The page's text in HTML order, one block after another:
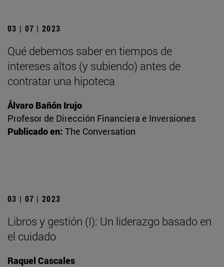
03 | 07 | 2023
Qué debemos saber en tiempos de
intereses altos (y subiendo) antes de
contratar una hipoteca
Álvaro Bañón Irujo
Profesor de Dirección Financiera e Inversiones
Publicado en: The Conversation
03 | 07 | 2023
Libros y gestión (I): Un liderazgo basado en
el cuidado
Raquel Cascales